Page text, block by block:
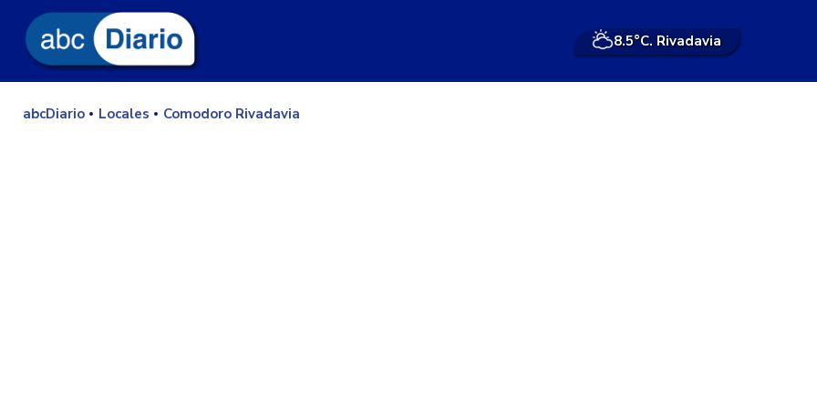
8.5°C. Rivadavia
abcDiario Locales Comodoro Rivadavia